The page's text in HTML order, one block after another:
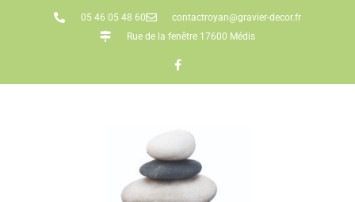
05 46 05 48 60
contactroyan@gravier-decor.fr
Rue de la fenêtre 17600 Médis